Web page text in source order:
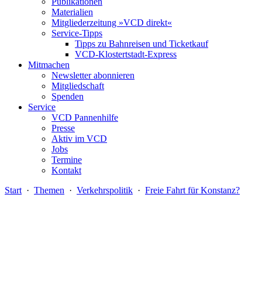
Materialien
Mitgliederzeitung »VCD direkt«
Service-Tipps
Tipps zu Bahnreisen und Ticketkauf
VCD-Klostertstadt-Express
Mitmachen
Newsletter abonnieren
Mitgliedschaft
Spenden
Service
VCD Pannenhilfe
Presse
Aktiv im VCD
Jobs
Termine
Kontakt
Start · Themen · Verkehrspolitik · Freie Fahrt für Konstanz?